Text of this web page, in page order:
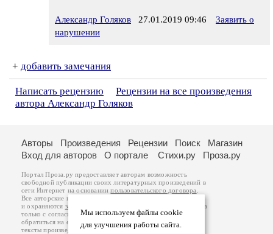
Александр Голяков 27.01.2019 09:46
Заявить о
нарушении
+ добавить замечания
Написать рецензию
Рецензии на все произведения
автора Александр Голяков
Мы используем файлы cookie
для улучшения работы сайта.
Авторы Произведения Рецензии Поиск
Магазин
Вход для авторов
О портале Стихи.ру Проза.ру
Портал Проза.ру предоставляет авторам возможность
свободной публикации своих литературных произведений в
сети Интернет на основаниипользовательского договора
Все авторские права на произведения принадлежат авторам
и охраняются законом
. Перепечатка произведений возможна
только с согласия его автора, к которому вы можете
обратиться на его авторской странице. Ответственность за
тексты произведений авторы несут самостоятельно на